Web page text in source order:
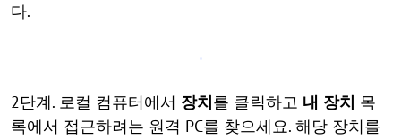
다.
2단계. 로컬 컴퓨터에서 장치를 클릭하고 내 장치 목
록에서 접근하려는 원격 PC를 찾으세요. 해당 장치를